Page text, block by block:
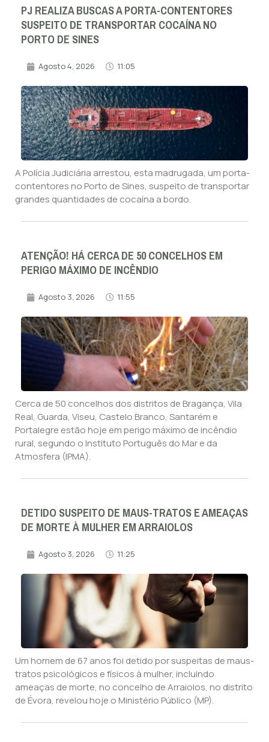
PJ REALIZA BUSCAS A PORTA-CONTENTORES
SUSPEITO DE TRANSPORTAR COCAÍNA NO
PORTO DE SINES
Agosto 4, 2026 11:05
A Polícia Judiciária arrestou, esta madrugada, um porta-
contentores no Porto de Sines, suspeito de transportar
grandes quantidades de cocaína a bordo.
ATENÇÃO! HÁ CERCA DE 50 CONCELHOS EM
PERIGO MÁXIMO DE INCÊNDIO
Agosto 3, 2026 11:55
Cerca de 50 concelhos dos distritos de Bragança, Vila
Real, Guarda, Viseu, Castelo Branco, Santarém e
Portalegre estão hoje em perigo máximo de incêndio
rural, segundo o Instituto Português do Mar e da
Atmosfera (IPMA).
DETIDO SUSPEITO DE MAUS-TRATOS E AMEAÇAS
DE MORTE À MULHER EM ARRAIOLOS
Agosto 3, 2026 11:25
Um homem de 67 anos foi detido por suspeitas de maus-
tratos psicológicos e físicos à mulher, incluindo
ameaças de morte, no concelho de Arraiolos, no distrito
de Évora, revelou hoje o Ministério Público (MP).